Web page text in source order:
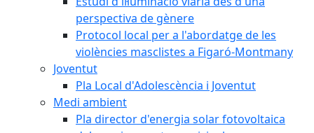
perspectiva de gènere
Protocol local per a l'abordatge de les
violències masclistes a Figaró-Montmany
Joventut
Pla Local d'Adolescència i Joventut
Medi ambient
Pla director d'energia solar fotovoltaica